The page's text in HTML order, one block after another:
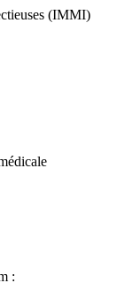
(IMMI)
: